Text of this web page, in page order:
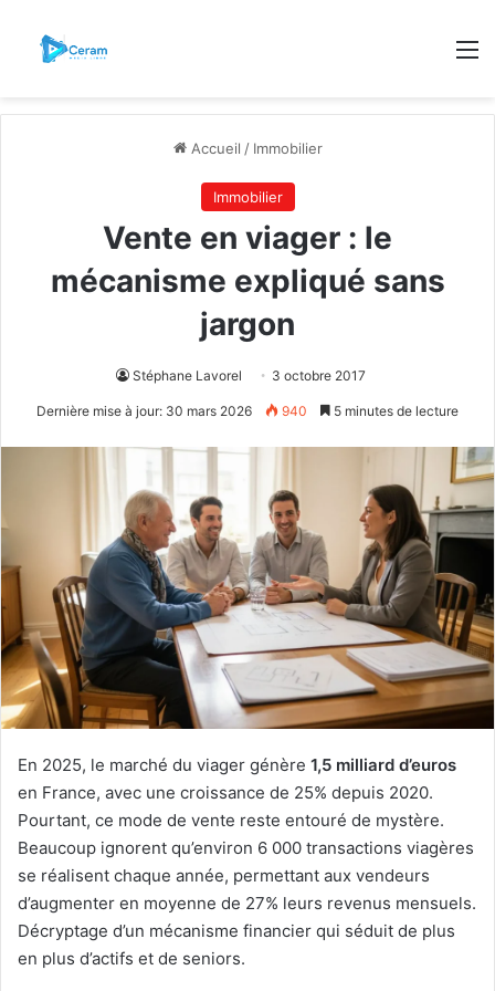
Accueil / Immobilier
Immobilier
Vente en viager : le
mécanisme expliqué sans
jargon
Stéphane Lavorel 3 octobre 2017
Dernière mise à jour: 30 mars 2026 940 5 minutes de lecture
En 2025, le marché du viager génère 1,5 milliard d’euros
en France, avec une croissance de 25% depuis 2020.
Pourtant, ce mode de vente reste entouré de mystère.
Beaucoup ignorent qu’environ 6 000 transactions viagères
se réalisent chaque année, permettant aux vendeurs
d’augmenter en moyenne de 27% leurs revenus mensuels.
Décryptage d’un mécanisme financier qui séduit de plus
en plus d’actifs et de seniors.